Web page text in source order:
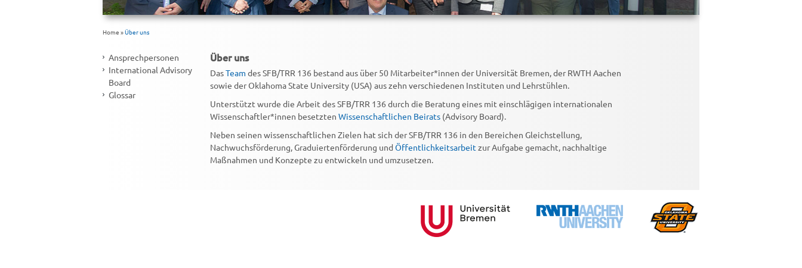
Home »Über uns
Ansprechpersonen
International Advisory
Board
Glossar
Über uns
DasTeam des SFB/TRR 136 bestand aus über 50 Mitarbeiter*innen der Universität Bremen, der RWTH Aachen
sowie der Oklahoma State University (USA) aus zehn verschiedenen Instituten und Lehrstühlen.
Unterstützt wurde die Arbeit des SFB/TRR 136 durch die Beratung eines mit einschlägigen internationalen
Wissenschaftler*innen besetzten Wissenschaftlichen Beirats (Advisory Board).
Neben seinen wissenschaftlichen Zielen hat sich der SFB/TRR 136 in den Bereichen Gleichstellung,
Nachwuchsförderung, Graduiertenförderung und Öffentlichkeitsarbeit zur Aufgabe gemacht, nachhaltige
Maßnahmen und Konzepte zu entwickeln und umzusetzen.